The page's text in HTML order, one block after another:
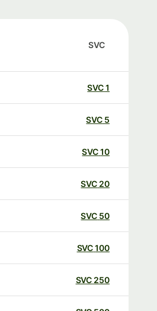
SVC
SVC
SVC
SVC
20
SVC
50
SVC
100
SVC
250
SVC